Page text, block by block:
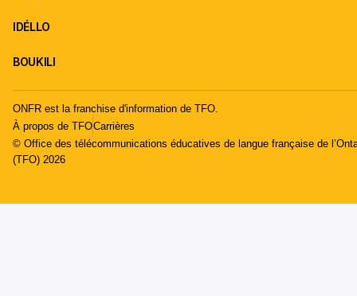
IDÉLLO
BOUKILI
ONFR est la franchise d'information de TFO.
À propos de TFOCarrières
© Office des télécommunications éducatives de langue française de
(TFO) 2026